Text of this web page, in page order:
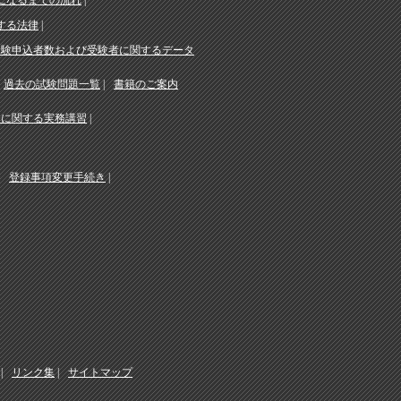
る法律
申込者数および受験者に関するデータ
過去の試験問題一覧 書籍のご案内
関する実務講習
登録事項変更手続き
リンク集 サイトマップ